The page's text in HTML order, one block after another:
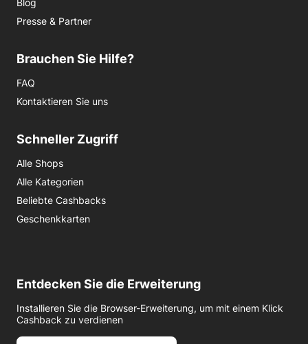
Blog
Presse & Partner
Brauchen Sie Hilfe?
FAQ
Kontaktieren Sie uns
Schneller Zugriff
Alle Shops
Alle Kategorien
Beliebte Cashbacks
Geschenkkarten
Entdecken Sie die Erweiterung
Installieren Sie die Browser-Erweiterung, um mit einem Klick
Cashback zu verdienen